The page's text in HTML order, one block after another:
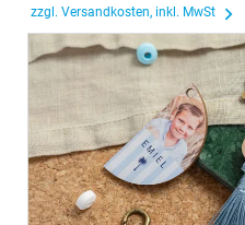
zzgl. Versandkosten, inkl. MwSt